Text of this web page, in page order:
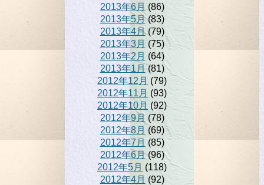
2013年6月 (86)
2013年5月(83)
2013年4月(79)
2013年3月 (75)
2013年2月 (64)
2013年1月 (81)
2012年12月 (79)
2012年11月 (93)
2012年10月 (92)
2012年9月(78)
2012年8月 (69)
2012年7月(85)
2012年6月(96)
2012年5月 (118)
2012年4月 (92)